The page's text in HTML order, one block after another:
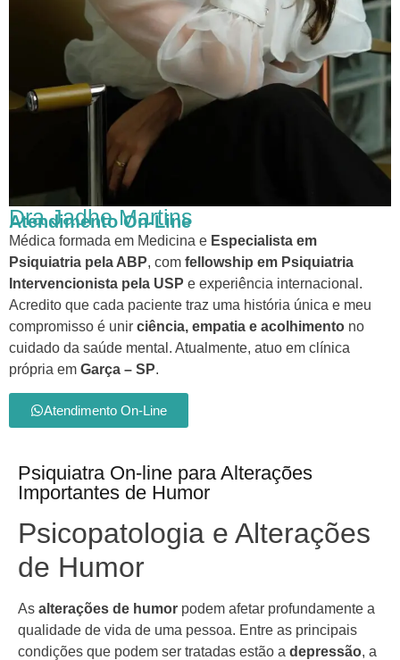
Dra Jadhe Martins
Atendimento On-Line
Médica formada em Medicina e Especialista em
Psiquiatria pela ABP, com fellowship em Psiquiatria
Intervencionista pela USP e experiência internacional.
Acredito que cada paciente traz uma história única e meu
compromisso é unir ciência, empatia e acolhimento no
cuidado da saúde mental. Atualmente, atuo em clínica
própria em Garça – SP.
Atendimento On-Line
Psiquiatra On-line para Alterações
Importantes de Humor
Psicopatologia e Alterações
de Humor
As alterações de humor podem afetar profundamente a
qualidade de vida de uma pessoa. Entre as principais
condições que podem ser tratadas estão a depressão, a